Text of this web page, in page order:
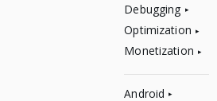
Debugging
Optimization
Monetization
Android